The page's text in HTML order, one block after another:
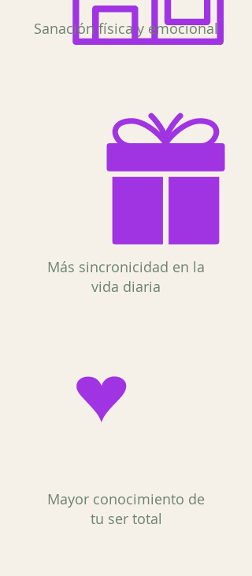
Sanación física y emocional
Más sincronicidad en la
vida diaria
Mayor conocimiento de
tu ser total